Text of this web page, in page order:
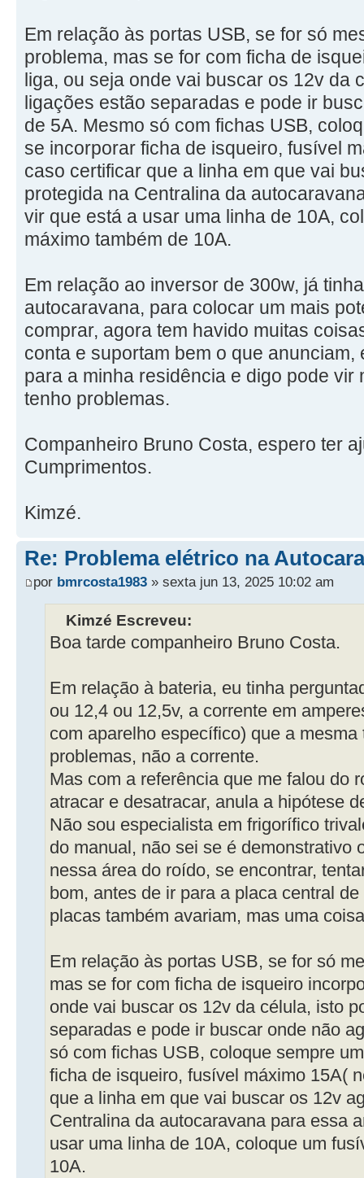
Em relação às portas USB, se for só
problema, mas se for com ficha de
liga, ou seja onde vai buscar os 12v da
ligações estão separadas e pode ir
de 5A. Mesmo só com fichas USB,
se incorporar ficha de isqueiro, fusível
caso certificar que a linha em que vai
protegida na Centralina da
vir que está a usar uma linha de 10A,
máximo também de 10A.
Em relação ao inversor de 300w, já
autocaravana, para colocar um mais
comprar, agora tem havido muitas
conta e suportam bem o que
para a minha residência e digo pode vir
tenho problemas.
Companheiro Bruno Costa, espero ter
Cumprimentos.
Kimzé.
Re: Problema elétrico na
por bmrcosta1983 » sexta jun 13, 2025 10:02 am
Kimzé Escreveu:
Boa tarde companheiro Bruno Costa.
Em relação à bateria, eu tinha
ou 12,4 ou 12,5v, a corrente em
com aparelho específico) que a
problemas, não a corrente.
Mas com a referência que me falou do
atracar e desatracar, anula a hipótese
Não sou especialista em frigorífico
do manual, não sei se é demonstrativo
nessa área do roído, se encontrar,
bom, antes de ir para a placa central
placas também avariam, mas uma
Em relação às portas USB, se for só
mas se for com ficha de isqueiro
onde vai buscar os 12v da célula, isto
separadas e pode ir buscar onde não
só com fichas USB, coloque sempre
ficha de isqueiro, fusível máximo 15A(
que a linha em que vai buscar os 12v
Centralina da autocaravana para essa
usar uma linha de 10A, coloque um
10A.